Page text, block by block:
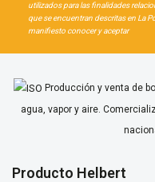
utilizados para las finalidades
que se encuentran descritas en La
manifiesto conocer y aceptar
Producción y venta de
agua, vapor y aire.
Producto Helbert